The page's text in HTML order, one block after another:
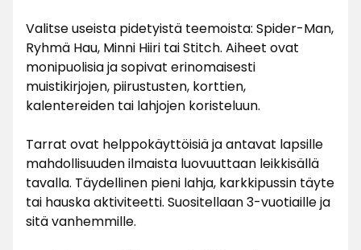
Valitse useista pidetyistä teemoista: Spider-Man,
Ryhmä Hau, Minni Hiiri tai Stitch. Aiheet ovat
monipuolisia ja sopivat erinomaisesti
muistikirjojen, piirustusten, korttien,
kalentereiden tai lahjojen koristeluun.
Tarrat ovat helppokäyttöisiä ja antavat lapsille
mahdollisuuden ilmaista luovuuttaan leikkisällä
tavalla. Täydellinen pieni lahja, karkkipussin täyte
tai hauska aktiviteetti. Suositellaan 3-vuotiaille ja
sitä vanhemmille.